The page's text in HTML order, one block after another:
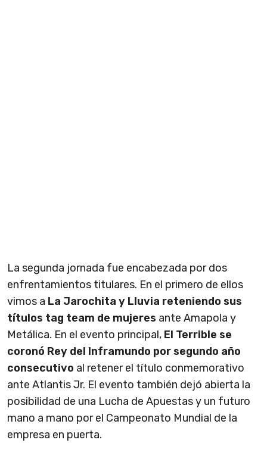
La segunda jornada fue encabezada por dos
enfrentamientos titulares. En el primero de ellos
vimos a La Jarochita y Lluvia reteniendo sus
títulos tag team de mujeres ante Amapola y
Metálica. En el evento principal, El Terrible se
coronó Rey del Inframundo por segundo año
consecutivo al retener el título conmemorativo
ante Atlantis Jr. El evento también dejó abierta la
posibilidad de una Lucha de Apuestas y un futuro
mano a mano por el Campeonato Mundial de la
empresa en puerta.